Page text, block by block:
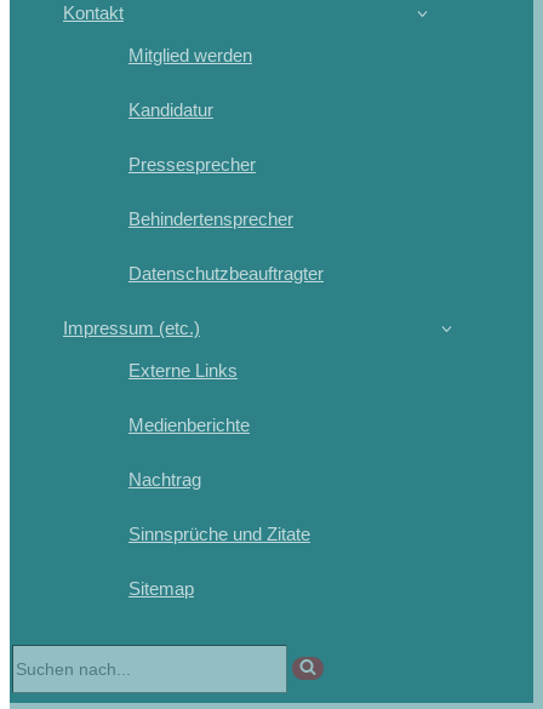
Kontakt
Mitglied werden
Kandidatur
Pressesprecher
Behindertensprecher
Datenschutzbeauftragter
Impressum (etc.)
Externe Links
Medienberichte
Nachtrag
Sinnsprüche und Zitate
Sitemap